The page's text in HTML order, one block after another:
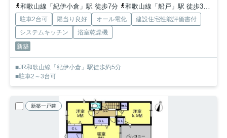
和歌山線「紀伊小倉」駅 徒歩7分
和歌山線「船戸」駅 徒歩30分
駐車2台可 陽当り良好 オール電化
建設住宅性能評価書付
システムキッチン
浴室乾燥機
新築
■JR和歌山線「紀伊小倉」駅徒歩約5分
■駐車2～3台可
新築一戸建